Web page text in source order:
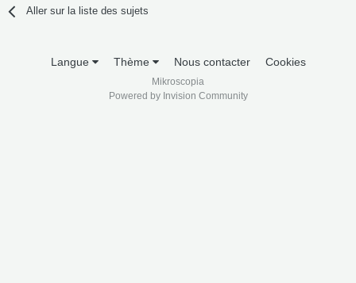
Aller sur la liste des sujets
Langue Thème Nous contacter Cookies
Mikroscopia
Powered by Invision Community